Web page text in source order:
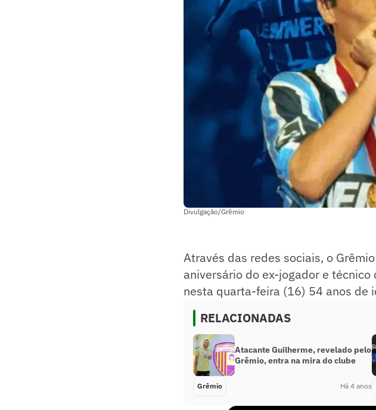
Divulgação/Grêmio
Através das redes sociais, o
aniversário do ex-jogador e
nesta quarta-feira (16) 54 anos de
RELACIONADAS
Atacante Guilherme, revelado pelo
Grêmio, entra na mira do clube
Grêmio Há 4 anos